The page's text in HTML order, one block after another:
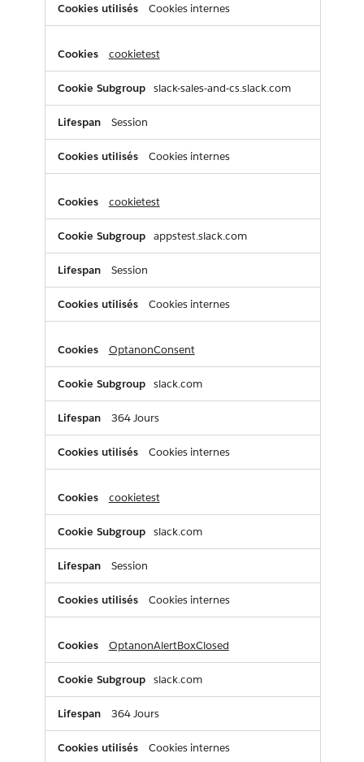
Cookies internes
cookietest
slack-sales-and-cs.slack.com
Session
Cookies internes
cookietest
appstest.slack.com
Session
Cookies internes
OptanonConsent
slack.com
364 Jours
Cookies internes
cookietest
slack.com
Session
Cookies internes
OptanonAlertBoxClosed
slack.com
364 Jours
Cookies internes